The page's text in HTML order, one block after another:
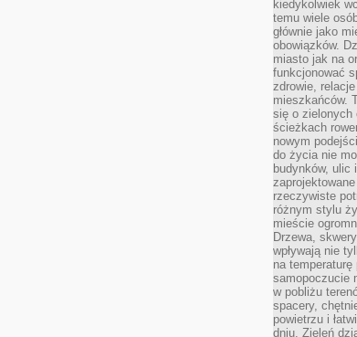
kiedykolwiek
temu wiele
głównie jako
obowiązków.
miasto jak na
funkcjonować
zdrowie,
mieszkańców.
się o zielonych
ścieżkach
nowym
do życia nie
budynków, ulic
rzeczywiste
różnym stylu
mieście
Drzewa,
wpływają nie
na
samopoczucie
w pobliżu
spacery,
powietrzu i
dniu. Zieleń